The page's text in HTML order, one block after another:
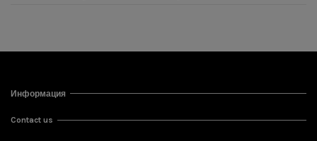
Информация
Contact us